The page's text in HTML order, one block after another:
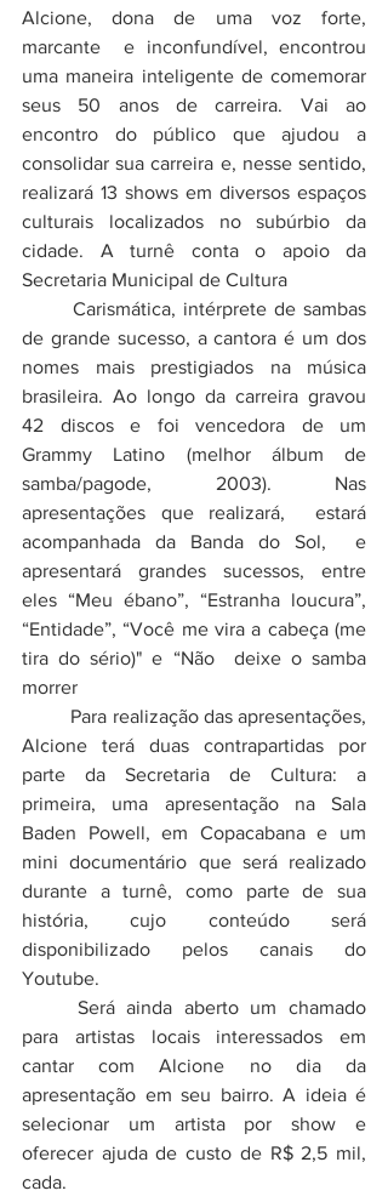
Alcione, dona de uma voz forte,
marcante  e inconfundível, encontrou
uma maneira inteligente de comemorar
seus 50 anos de carreira. Vai ao
encontro do público que ajudou a
consolidar sua carreira e, nesse sentido,
realizará 13 shows em diversos espaços
culturais localizados no subúrbio da
cidade. A turnê conta o apoio da
Secretaria Municipal de Cultura
de grande sucesso, a cantora é um dos
nomes mais prestigiados na música
brasileira. Ao longo da carreira gravou
42 discos e foi vencedora de um
Grammy Latino (melhor álbum de
samba/pagode, 2003). Nas
apresentações que realizará,  estará
acompanhada da Banda do Sol,  e
apresentará grandes sucessos, entre
eles “Meu ébano”, “Estranha loucura”,
“Entidade”, “Você me vira a cabeça (me
tira do sério)" e “Não  deixe o samba
morrer
Alcione terá duas contrapartidas por
parte da Secretaria de Cultura: a
primeira, uma apresentação na Sala
Baden Powell, em Copacabana e um
mini documentário que será realizado
durante a turnê, como parte de sua
história, cujo conteúdo será
disponibilizado pelos canais do
Youtube.
para artistas locais interessados em
cantar com Alcione no dia da
apresentação em seu bairro. A ideia é
selecionar um artista por show e
oferecer ajuda de custo de R$ 2,5 mil,
cada.